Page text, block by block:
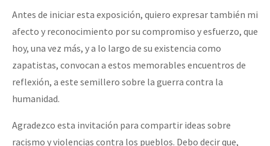
ETIQUETAS
MULTIMEDIA
Audio
Fotorreportaje
Video
Se o México sabe, que o mundo saiba! Nossas lutas pela
[25 abr – CDMX] Tokín por el CNI: 30 años de Resistencia y
Antes de iniciar esta exposición, quiero expresar también mi
afecto y reconocimiento por su compromiso y esfuerzo, que
hoy, una vez más, y a lo largo de su existencia como
zapatistas, convocan a estos memorables encuentros de
reflexión, a este semillero sobre la guerra contra la
humanidad.
Agradezco esta invitación para compartir ideas sobre
racismo y violencias contra los pueblos. Debo decir que,